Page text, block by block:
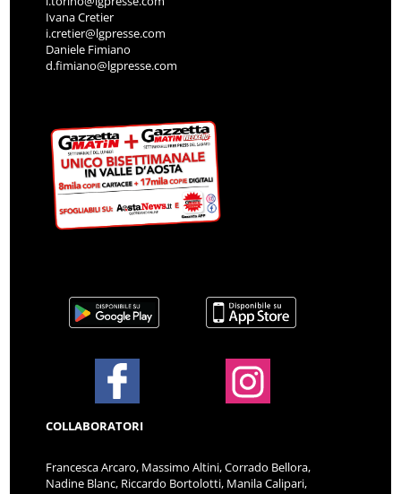
Ivana Cretier
i.cretier@lgpresse.com
Daniele Fimiano
d.fimiano@lgpresse.com
COLLABORATORI
Francesca Arcaro, Massimo Altini, Corrado Bellora,
Nadine Blanc, Riccardo Bortolotti, Manila Calipari,